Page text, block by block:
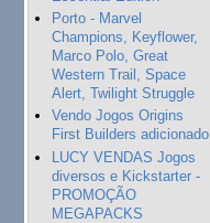
Porto - Marvel
Champions, Keyflower,
Marco Polo, Great
Western Trail, Space
Alert, Twilight Struggle
Vendo Jogos Origins
First Builders adicionado
LUCY VENDAS Jogos
diversos e Kickstarter -
PROMOÇÃO
MEGAPACKS